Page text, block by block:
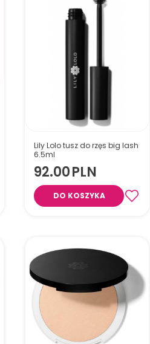
Lily Lolo tusz do rzęs big lash
6.5ml
92.00PLN
DO KOSZYKA